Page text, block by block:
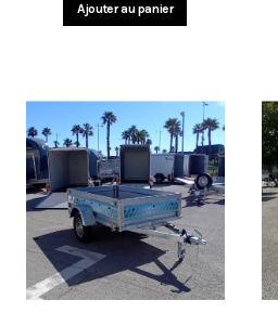
Ajouter au panier